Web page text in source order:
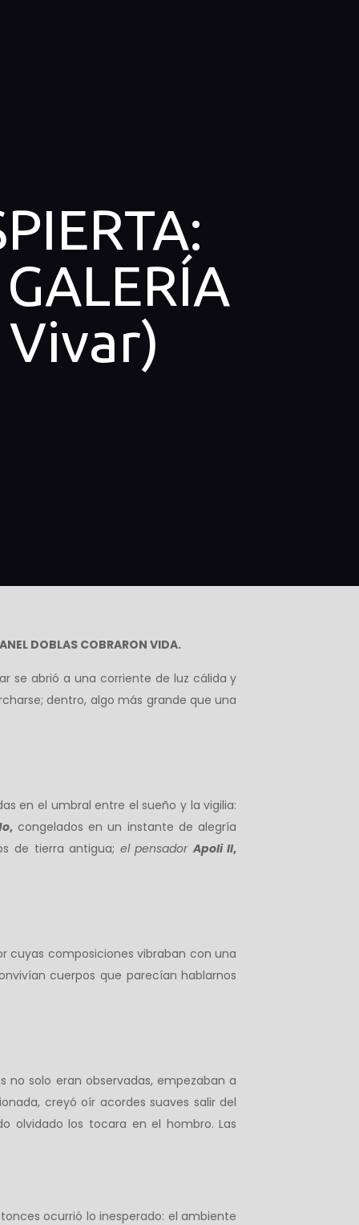
DOBLAS COBRARON VIDA.
se abrió a una corriente de luz cálida y
dentro, algo más grande que una
en el umbral entre el sueño y la vigilia:
, congelados en un instante de alegría
de tierra antigua; el pensadorApoli II,
cuyas composiciones vibraban con una
cuerpos que parecían hablarnos
no solo eran observadas, empezaban a
creyó oír acordes suaves salir del
olvidado los tocara en el hombro. Las
ocurrió lo inesperado: el ambiente